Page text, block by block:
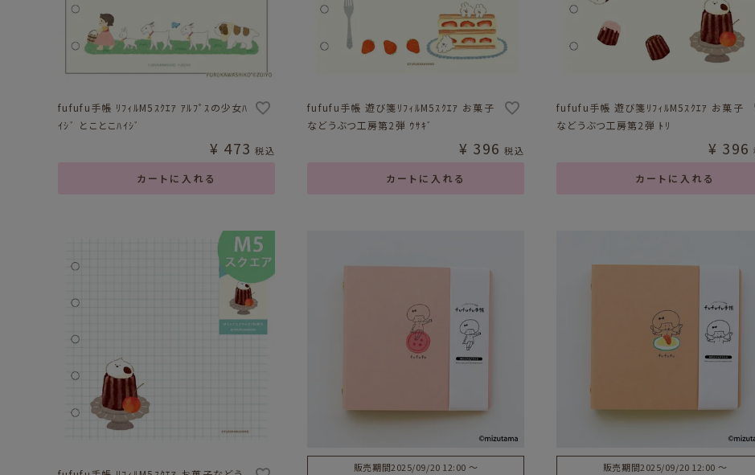
fufufu手帳 ﾘﾌｨﾙM5ｽｸｴｱ ｱﾙﾌﾟｽの少女ﾊ
ｲｼﾞ とことこﾊｲｼﾞ
カートに入れる
¥ 473 税込
fufufu手帳 遊び箋ﾘﾌｨﾙM5ｽｸｴｱ お菓子
などうぶつ工房第2弾 ｳｻｷﾞ
カートに入れる
¥ 396 税込
fufufu手帳 遊び箋ﾘﾌｨﾙM5ｽｸｴｱ お菓子
などうぶつ工房第2弾 ﾄﾘ
カートに入れる
¥ 396
販売期間2025/09/20 12:00 〜 販売期間2025/09/20 12:00 〜